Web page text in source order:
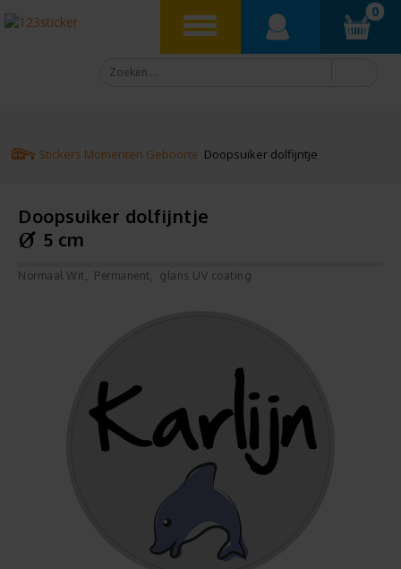
0
Stickers Momenten Geboorte Doopsuiker dolfijntje
Doopsuiker dolfijntje
5 cm
Normaal Wit Permanent glans UV coating